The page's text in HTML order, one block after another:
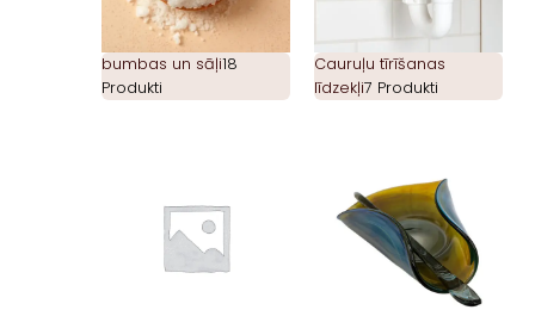
bumbas un sāļi18
Produkti
Cauruļu tīrīšanas
līdzekļi7 Produkti